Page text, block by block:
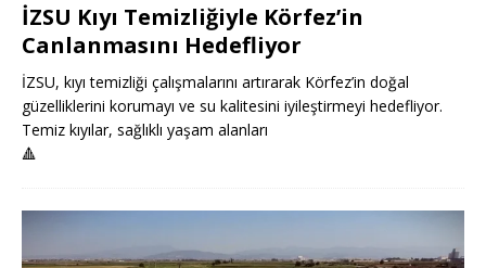
İZSU Kıyı Temizliğiyle Körfez’in
Canlanmasını Hedefliyor
İZSU, kıyı temizliği çalışmalarını artırarak Körfez’in doğal
güzelliklerini korumayı ve su kalitesini iyileştirmeyi hedefliyor.
Temiz kıyılar, sağlıklı yaşam alanları
🔺